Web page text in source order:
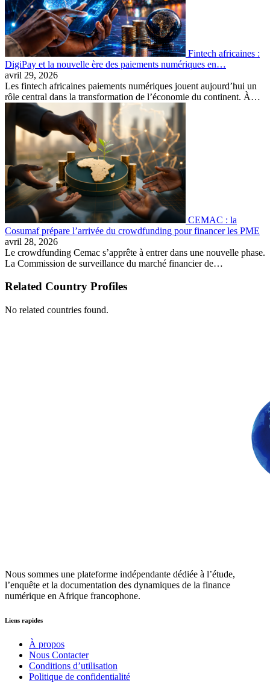
Fintech africaines :
DigiPay et la nouvelle ère des paiements numériques en…
avril 29, 2026
Les fintech africaines paiements numériques jouent aujourd’hui un
rôle central dans la transformation de l’économie du continent. À…
CEMAC : la
Cosumaf prépare l’arrivée du crowdfunding pour financer les PME
avril 28, 2026
Le crowdfunding Cemac s’apprête à entrer dans une nouvelle phase.
La Commission de surveillance du marché financier de…
Related Country Profiles
No related countries found.
Nous sommes une plateforme indépendante dédiée à l’étude,
l’enquête et la documentation des dynamiques de la finance
numérique en Afrique francophone.
Liens rapides
À propos
Nous Contacter
Conditions d’utilisation
Politique de confidentialité